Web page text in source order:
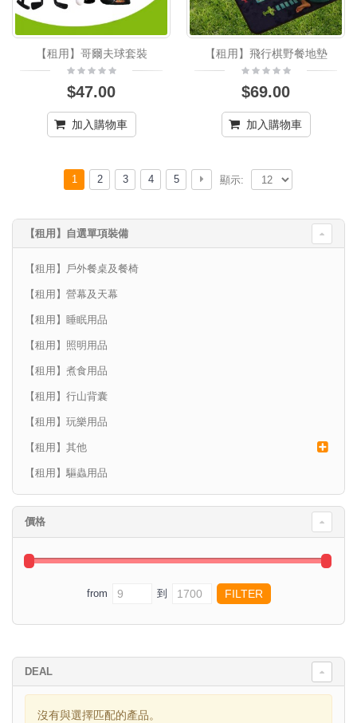
【租用】哥爾夫球套裝
$47.00
加入購物車
【租用】飛行棋野餐地墊
$69.00
加入購物車
1 2 3 4 5 顯示:
【租用】自選單項裝備
【租用】戶外餐桌及餐椅
【租用】營幕及天幕
【租用】睡眠用品
【租用】照明用品
【租用】煮食用品
【租用】行山背囊
【租用】玩樂用品
【租用】其他
【租用】驅蟲用品
價格
from 到
DEAL
沒有與選擇匹配的產品。